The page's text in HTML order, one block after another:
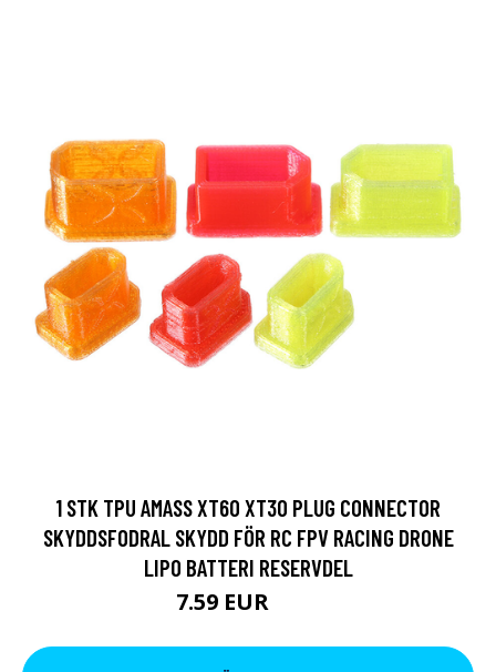
1 STK TPU AMASS XT60 XT30 PLUG CONNECTOR
SKYDDSFODRAL SKYDD FÖR RC FPV RACING DRONE
LIPO BATTERI RESERVDEL
7.59 EUR